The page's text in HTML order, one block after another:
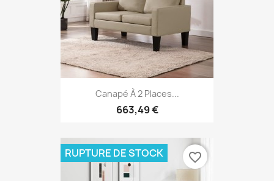
Canapé À 2 Places...
663,49 €
RUPTURE DE STOCK favorite_border